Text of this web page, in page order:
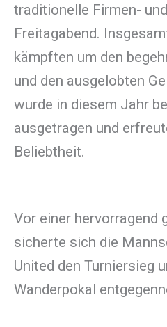
traditionelle Firmen-
Freitagabend.
kämpften um den
und den ausgelobten
wurde in diesem Jahr
ausgetragen und
Beliebtheit.
Vor einer hervorragend
sicherte sich die
United den Turniersieg
Wanderpokal